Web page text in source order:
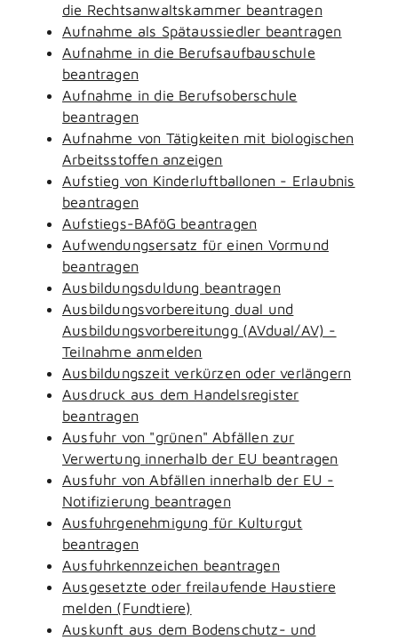
die Rechtsanwaltskammer beantragen
Aufnahme als Spätaussiedler beantragen
Aufnahme in die Berufsaufbauschule
beantragen
Aufnahme in die Berufsoberschule
beantragen
Aufnahme von Tätigkeiten mit biologischen
Arbeitsstoffen anzeigen
Aufstieg von Kinderluftballonen - Erlaubnis
beantragen
Aufstiegs-BAföG beantragen
Aufwendungsersatz für einen Vormund
beantragen
Ausbildungsduldung beantragen
Ausbildungsvorbereitung dual und
Ausbildungsvorbereitungg (AVdual/AV) -
Teilnahme anmelden
Ausbildungszeit verkürzen oder verlängern
Ausdruck aus dem Handelsregister
beantragen
Ausfuhr von "grünen" Abfällen zur
Verwertung innerhalb der EU beantragen
Ausfuhr von Abfällen innerhalb der EU -
Notifizierung beantragen
Ausfuhrgenehmigung für Kulturgut
beantragen
Ausfuhrkennzeichen beantragen
Ausgesetzte oder freilaufende Haustiere
melden (Fundtiere)
Auskunft aus dem Bodenschutz- und